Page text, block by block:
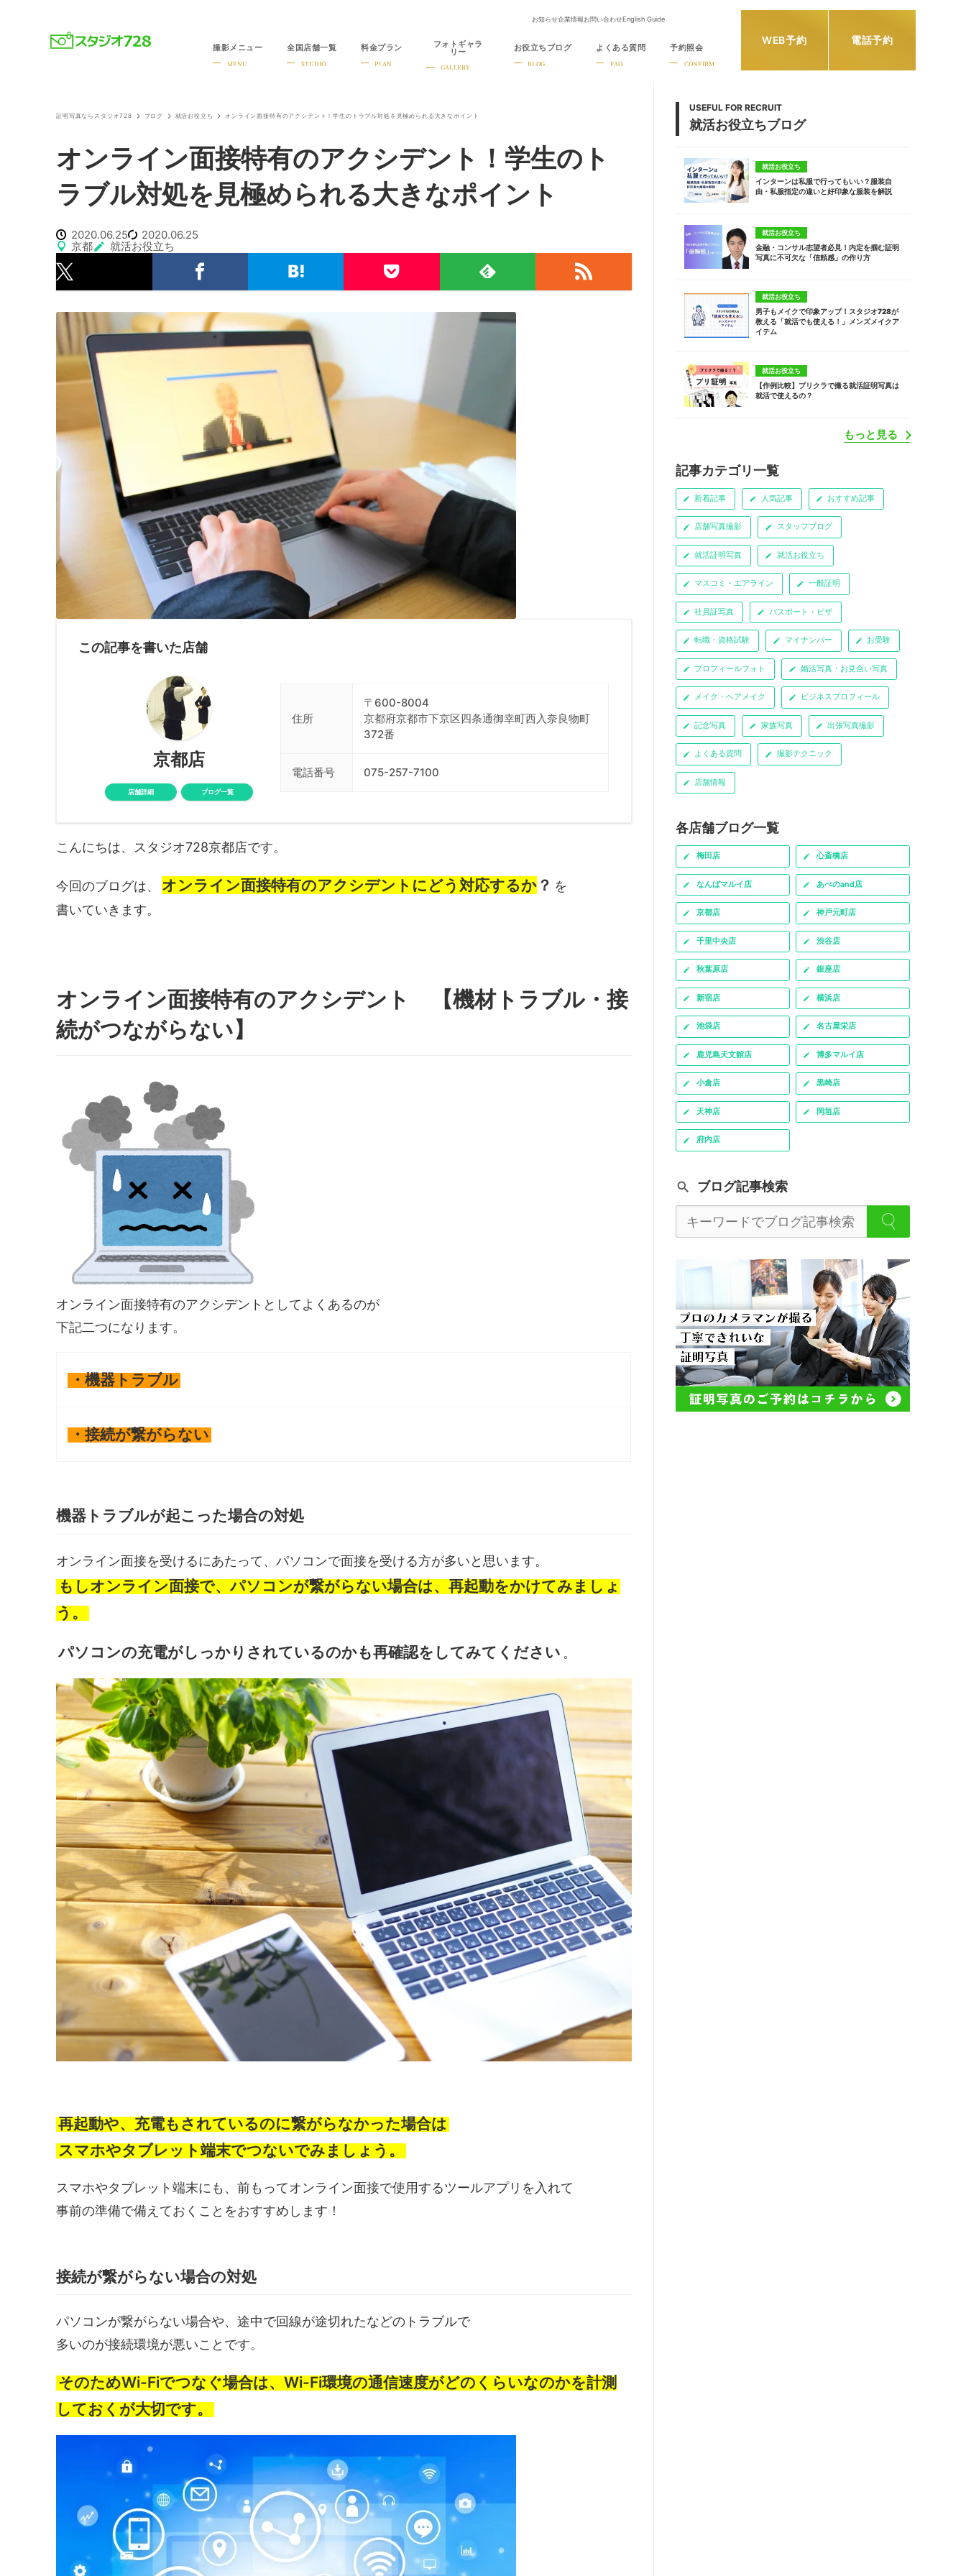
就活・婚活・各種証明写真なら全国のスタジオ728
お知らせ企業情報お問い合わせEnglish Guide
撮影メニュー
MENU
全国店舗一覧
STUDIO
料金プラン
PLAN
フォトギャラ
リー
GALLERY
お役立ちブログ
BLOG
よくある質問
FAQ
予約照会
CONFIRM
WEB予約 電話予約
証明写真ならスタジオ728 ブログ 就活お役立ち オンライン面接特有のアクシデント！学生のトラブル対処を見極められる大きなポイント
オンライン面接特有のアクシデント！学生のト
ラブル対処を見極められる大きなポイント
2020.06.25
2020.06.25
京都
就活お役立ち
この記事を書いた店舗
京都店
店舗詳細 ブログ一覧
住所
〒600-8004
京都府京都市下京区四条通御幸町西入奈良物町
372番
電話番号 075-257-7100
こんにちは、スタジオ728京都店です。
今回のブログは、 オンライン面接特有のアクシデントにどう対応するか ？ を
書いていきます。
オンライン面接特有のアクシデント 【機材トラブル・接
続がつながらない】
オンライン面接特有のアクシデントとしてよくあるのが
下記二つになります。
・機器トラブル
・接続が繋がらない
機器トラブルが起こった場合の対処
オンライン面接を受けるにあたって、パソコンで面接を受ける方が多いと思います。
もしオンライン面接で、パソコンが繋がらない場合は、再起動をかけてみましょ
う。
パソコンの充電がしっかりされているのかも再確認をしてみてください 。
再起動や、充電もされているのに繋がらなかった場合は
スマホやタブレット端末でつないでみましょう。
スマホやタブレット端末にも、前もってオンライン面接で使用するツールアプリを入れて
事前の準備で備えておくことをおすすめします！
接続が繋がらない場合の対処
パソコンが繋がらない場合や、途中で回線が途切れたなどのトラブルで
多いのが接続環境が悪いことです。
そのためWi-Fiでつなぐ場合は、Wi-Fi環境の通信速度がどのくらいなのかを計測
しておくが大切です。
USEFUL FOR RECRUIT
就活お役立ちブログ
就活お役立ち
インターンは私服で行ってもいい？服装自
由・私服指定の違いと好印象な服装を解説
就活お役立ち
金融・コンサル志望者必見！内定を掴む証明
写真に不可欠な「信頼感」の作り方
就活お役立ち
男子もメイクで印象アップ！スタジオ728が
教える「就活でも使える！」メンズメイクア
イテム
就活お役立ち
【作例比較】プリクラで撮る就活証明写真は
就活で使えるの？
もっと見る
記事カテゴリ一覧
新着記事 人気記事 おすすめ記事
店舗写真撮影 スタッフブログ
就活証明写真 就活お役立ち
マスコミ・エアライン 一般証明
社員証写真 パスポート・ビザ
転職・資格試験 マイナンバー お受験
プロフィールフォト 婚活写真・お見合い写真
メイク・ヘアメイク ビジネスプロフィール
記念写真 家族写真 出張写真撮影
よくある質問 撮影テクニック
店舗情報
各店舗ブログ一覧
梅田店 心斎橋店
なんばマルイ店 あべのand店
京都店 神戸元町店
千里中央店 渋谷店
秋葉原店 銀座店
新宿店 横浜店
池袋店 名古屋栄店
鹿児島天文館店 博多マルイ店
小倉店 黒崎店
天神店 岡垣店
府内店
ブログ記事検索